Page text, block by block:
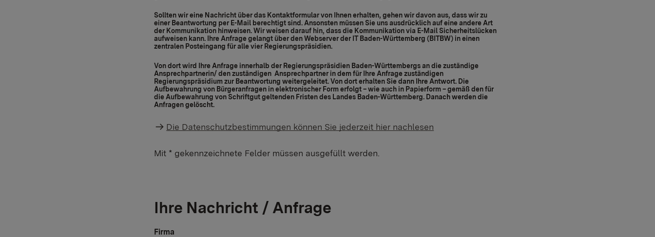
Sollten wir eine Nachricht über das Kontaktformular von Ihnen erhalten, gehen wir davon aus, dass wir zu
einer Beantwortung per E-Mail berechtigt sind. Ansonsten müssen Sie uns ausdrücklich auf eine andere Art
der Kommunikation hinweisen. Wir weisen darauf hin, dass die Kommunikation via E-Mail Sicherheitslücken
aufweisen kann. Ihre Anfrage gelangt über den Webserver der IT Baden-Württemberg (BITBW) in einen
zentralen Posteingang für alle vier Regierungspräsidien.
Von dort wird Ihre Anfrage innerhalb der Regierungspräsidien Baden-Württembergs an die zuständige
Ansprechpartnerin/ den zuständigen Ansprechpartner in dem für Ihre Anfrage zuständigen
Regierungspräsidium zur Beantwortung weitergeleitet. Von dort erhalten Sie dann Ihre Antwort. Die
Aufbewahrung von Bürgeranfragen in elektronischer Form erfolgt – wie auch in Papierform – gemäß den für
die Aufbewahrung von Schriftgut geltenden Fristen des Landes Baden-Württemberg. Danach werden die
Anfragen gelöscht.
Die Datenschutzbestimmungen können Sie jederzeit hier nachlesen
Mit * gekennzeichnete Felder müssen ausgefüllt werden.
Ihre Nachricht / Anfrage
Firma